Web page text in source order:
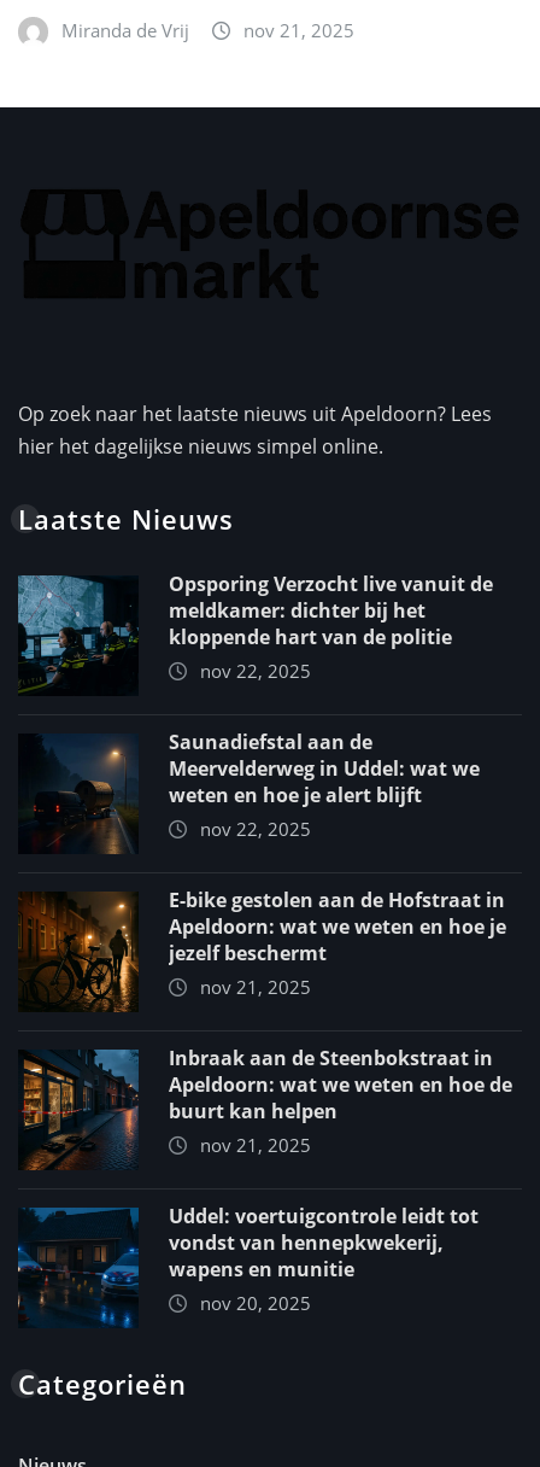
Miranda de Vrij nov 21, 2025
Op zoek naar het laatste nieuws uit Apeldoorn? Lees
hier het dagelijkse nieuws simpel online.
Laatste Nieuws
Opsporing Verzocht live vanuit de
meldkamer: dichter bij het
kloppende hart van de politie
nov 22, 2025
Saunadiefstal aan de
Meervelderweg in Uddel: wat we
weten en hoe je alert blijft
nov 22, 2025
E-bike gestolen aan de Hofstraat in
Apeldoorn: wat we weten en hoe je
jezelf beschermt
nov 21, 2025
Inbraak aan de Steenbokstraat in
Apeldoorn: wat we weten en hoe de
buurt kan helpen
nov 21, 2025
Uddel: voertuigcontrole leidt tot
vondst van hennepkwekerij,
wapens en munitie
nov 20, 2025
Categorieën